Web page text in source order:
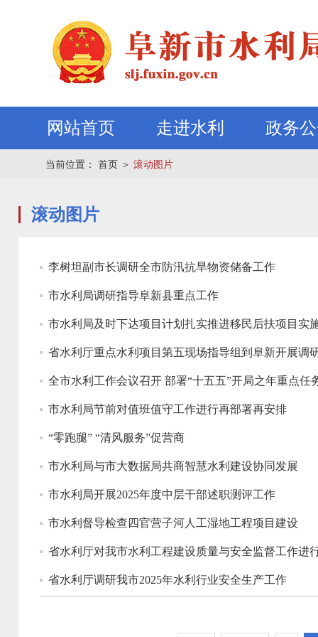
网站首页 走进水利 政务
当前位置： 首页 ＞ 滚动图片
滚动图片
李树坦副市长调研全市防汛抗旱物资储备工作
市水利局调研指导阜新县重点工作
市水利局及时下达项目计划扎实推进移民后扶项目实
省水利厅重点水利项目第五现场指导组到阜新开展调
全市水利工作会议召开 部署“十五五”开局之年重点任
市水利局节前对值班值守工作进行再部署再安排
“零跑腿” “清风服务”促营商
市水利局与市大数据局共商智慧水利建设协同发展
市水利局开展2025年度中层干部述职测评工作
市水利督导检查四官营子河人工湿地工程项目建设
省水利厅对我市水利工程建设质量与安全监督工作进
省水利厅调研我市2025年水利行业安全生产工作